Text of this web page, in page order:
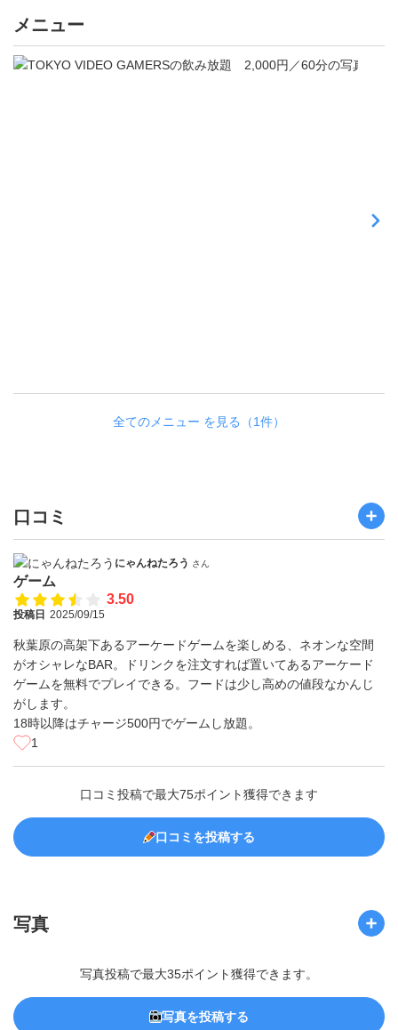
メニュー
全てのメニュー を見る（1件）
口コミ
にゃんねたろう さん
ゲーム
3.50
投稿日 2025/09/15
秋葉原の高架下あるアーケードゲームを楽しめる、ネオンな空間
がオシャレなBAR。ドリンクを注文すれば置いてあるアーケード
ゲームを無料でプレイできる。フードは少し高めの値段なかんじ
がします。
18時以降はチャージ500円でゲームし放題。
1
口コミ投稿で最大75ポイント獲得できます
口コミを投稿する
写真
写真投稿で最大35ポイント獲得できます。
写真を投稿する